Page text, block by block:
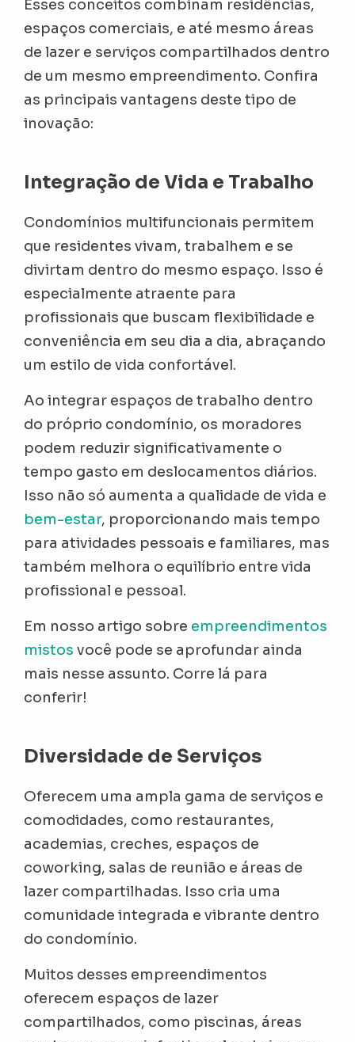
Esses conceitos combinam residências,
espaços comerciais, e até mesmo áreas
de lazer e serviços compartilhados dentro
de um mesmo empreendimento. Confira
as principais vantagens deste tipo de
inovação:
Integração de Vida e Trabalho
Condomínios multifuncionais permitem
que residentes vivam, trabalhem e se
divirtam dentro do mesmo espaço. Isso é
especialmente atraente para
profissionais que buscam flexibilidade e
conveniência em seu dia a dia, abraçando
um estilo de vida confortável.
Ao integrar espaços de trabalho dentro
do próprio condomínio, os moradores
podem reduzir significativamente o
tempo gasto em deslocamentos diários.
Isso não só aumenta a qualidade de vida e
bem-estar, proporcionando mais tempo
para atividades pessoais e familiares, mas
também melhora o equilíbrio entre vida
profissional e pessoal.
Em nosso artigo sobre empreendimentos
mistos você pode se aprofundar ainda
mais nesse assunto. Corre lá para
conferir!
Diversidade de Serviços
Oferecem uma ampla gama de serviços e
comodidades, como restaurantes,
academias, creches, espaços de
coworking, salas de reunião e áreas de
lazer compartilhadas. Isso cria uma
comunidade integrada e vibrante dentro
do condomínio.
Muitos desses empreendimentos
oferecem espaços de lazer
compartilhados, como piscinas, áreas